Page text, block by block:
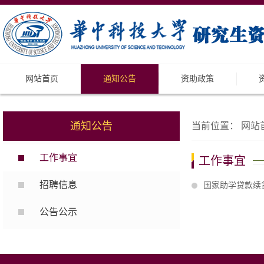
网站首页 通知公告 资助政策
通知公告
工作事宜
招聘信息
公告公示
当前位置： 网站
工作事宜
国家助学贷款